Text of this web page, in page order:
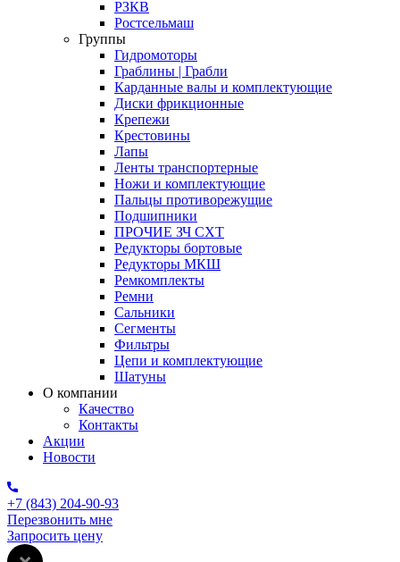
РЗКВ
Ростсельмаш
Группы
Гидромоторы
Граблины | Грабли
Карданные валы и комплектующие
Диски фрикционные
Крепежи
Крестовины
Лапы
Ленты транспортерные
Ножи и комплектующие
Пальцы противорежущие
Подшипники
ПРОЧИЕ ЗЧ СХТ
Редукторы бортовые
Редукторы МКШ
Ремкомплекты
Ремни
Сальники
Сегменты
Фильтры
Цепи и комплектующие
Шатуны
О компании
Качество
Контакты
Акции
Новости
+7 (843) 204-90-93
Перезвонить мне
Запросить цену